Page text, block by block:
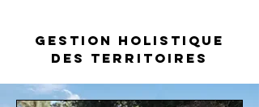
Gestion Holistique
des Territoires